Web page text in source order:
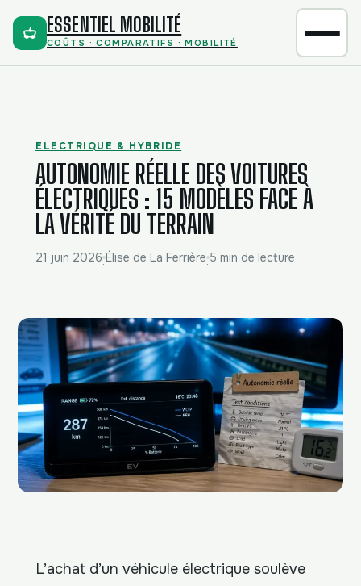
ESSENTIEL MOBILITÉ
COÛTS · COMPARATIFS · MOBILITÉ
ELECTRIQUE & HYBRIDE
AUTONOMIE RÉELLE DES VOITURES
ÉLECTRIQUES : 15 MODÈLES FACE À
LA VÉRITÉ DU TERRAIN
21 juin 2026·Élise de La Ferrière·5 min de lecture
L’achat d’un véhicule électrique soulève